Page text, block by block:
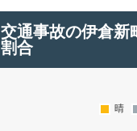
交通事故の伊倉新
割合